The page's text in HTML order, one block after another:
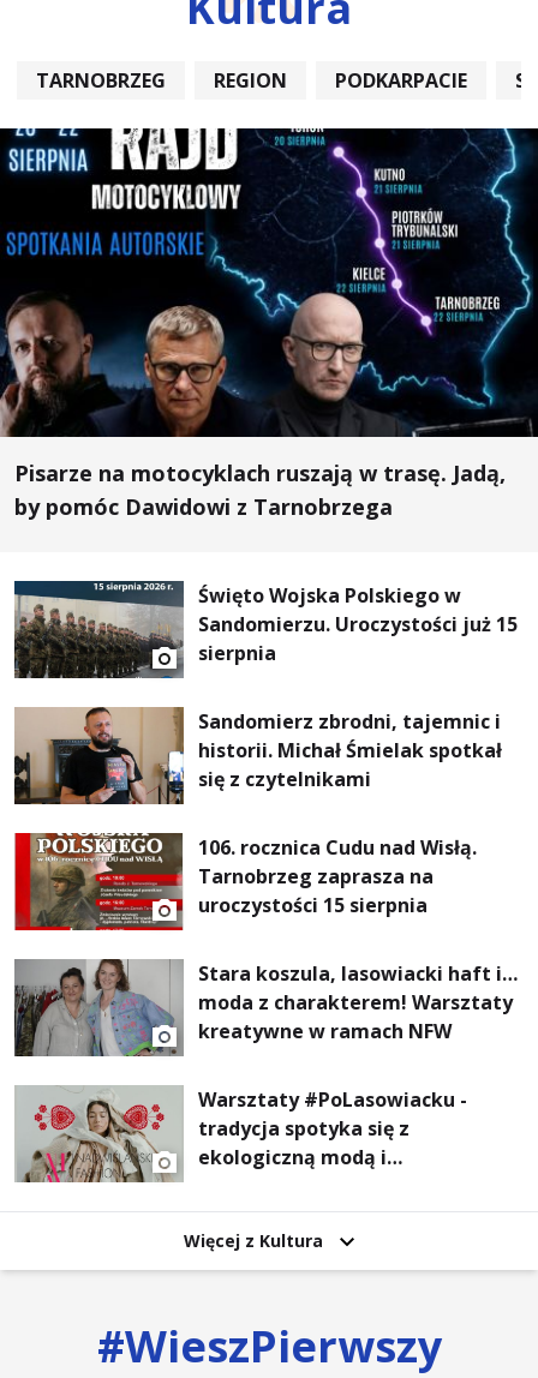
TARNOBRZEG REGION PODKARPACIE
Pisarze na motocyklach ruszają w trasę. Jadą,
by pomóc Dawidowi z Tarnobrzega
Święto Wojska Polskiego w
Sandomierzu. Uroczystości już 15
sierpnia
Sandomierz zbrodni, tajemnic i
historii. Michał Śmielak spotkał
się z czytelnikami
106. rocznica Cudu nad Wisłą.
Tarnobrzeg zaprasza na
uroczystości 15 sierpnia
Stara koszula, lasowiacki haft i…
moda z charakterem! Warsztaty
kreatywne w ramach NFW
Warsztaty #PoLasowiacku -
tradycja spotyka się z
ekologiczną modą i
Więcej z Kultura
#WieszPierwszy